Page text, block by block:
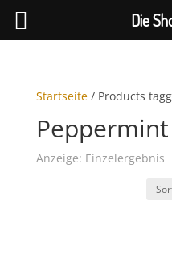
Startseite/ Products
Peppermint
Anzeige: Einzelergebnis
Die